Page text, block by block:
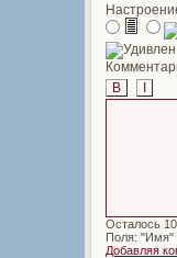
B
I
Осталось
Поля: "Имя"
Добавляя